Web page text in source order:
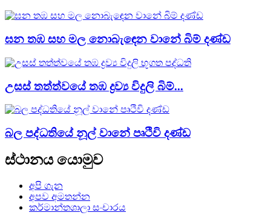
ඝන තඹ සහ මල නොබැඳෙන වානේ බිම් දණ්ඩ
උසස් තත්ත්වයේ තඹ ද්‍රව්‍ය විදුලි බිම්...
බල පද්ධතියේ නූල් වානේ පෘථිවි දණ්ඩ
ස්ථානය යොමුව
අපි ගැන
අපව අමතන්න
කර්මාන්තශාලා සංචාරය